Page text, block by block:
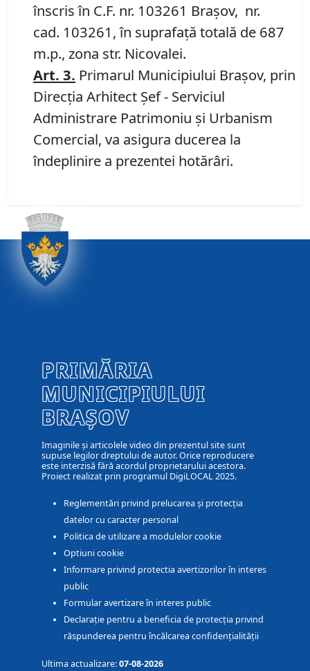
înscris în C.F. nr. 103261 Brașov, nr.
cad. 103261, în suprafață totală de 687
m.p., zona str. Nicovalei.
Art. 3. Primarul Municipiului Braşov, prin
Direcţia Arhitect Şef - Serviciul
Administrare Patrimoniu şi Urbanism
Comercial, va asigura ducerea la
îndeplinire a prezentei hotărâri.
PRIMĂRIA
MUNICIPIULUI
BRAȘOV
Imaginile și articolele video din prezentul site sunt
supuse legilor dreptului de autor. Orice reproducere
este interzisă fără acordul proprietarului acestora.
Proiect realizat prin programul DigiLOCAL 2025.
Reglementări privind prelucarea și protecția
datelor cu caracter personal
Politica de utilizare a modulelor cookie
Optiuni cookie
Informare privind protectia avertizorilor în interes
public
Formular avertizare în interes public
Declarație pentru a beneficia de protecția privind
răspunderea pentru încălcarea confidențialității
Ultima actualizare:07-08-2026